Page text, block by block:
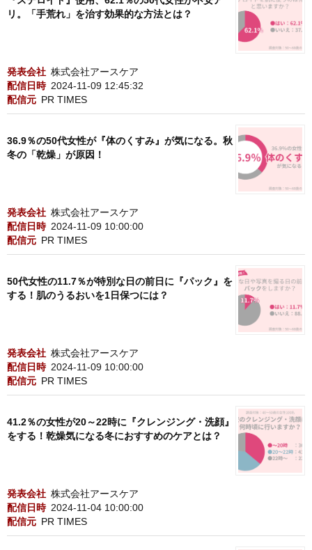
リ。「手荒れ」を治す効果的な方法とは？
発表会社 株式会社アースケア
配信日時 2024-11-09 12:45:32
配信元 PR TIMES
36.9％の50代女性が『体のくすみ』が気になる。秋
冬の「乾燥」が原因！
発表会社 株式会社アースケア
配信日時 2024-11-09 10:00:00
配信元 PR TIMES
50代女性の11.7％が特別な日の前日に『パック』を
する！肌のうるおいを1日保つには？
発表会社 株式会社アースケア
配信日時 2024-11-09 10:00:00
配信元 PR TIMES
41.2％の女性が20～22時に『クレンジング・洗顔』
をする！乾燥気になる冬におすすめのケアとは？
発表会社 株式会社アースケア
配信日時 2024-11-04 10:00:00
配信元 PR TIMES